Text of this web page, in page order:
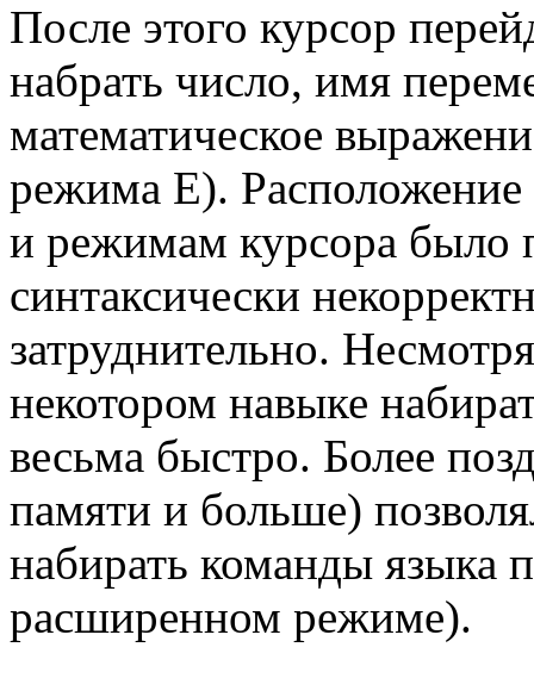
После этого курсор
набрать число, имя
математическое
режима Е). Расположение
и режимам курсора было
синтаксически
затруднительно.
некотором навыке
весьма быстро. Более
памяти и больше)
набирать команды языка
расширенном режиме).